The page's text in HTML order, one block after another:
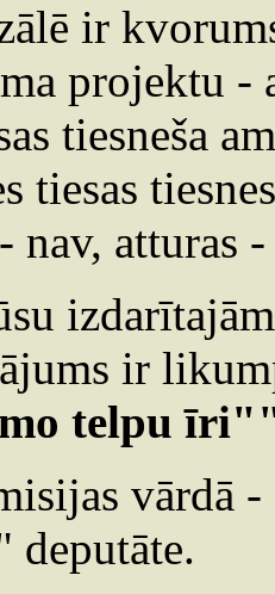
ir
projektu
tiesneša
tiesas
nav, atturas
ir
telpu
vārdā
deputāte.